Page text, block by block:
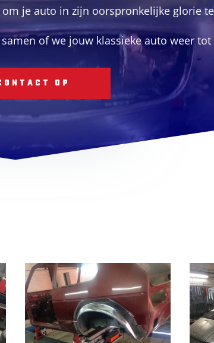
je auto in zijn oorspronkelijke glorie
of we jouw klassieke auto weer
OP